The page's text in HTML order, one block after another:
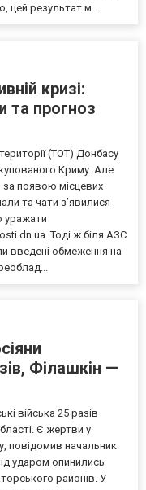
цей результат м...
кризі:
та прогноз
(ТОТ) Донбасу
Криму. Але
появою місцевих
та чати з’явилися
уражати
Тоді ж біля АЗС
введені обмеження на
Філашкін —
війська 25 разів
Є жертви у
повідомив начальник
ударом опинились
районів. У